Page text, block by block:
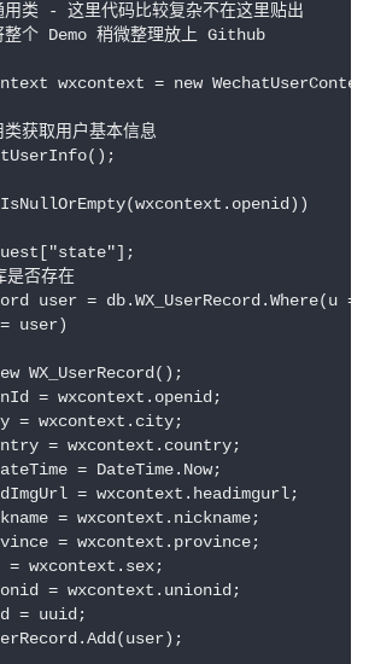
类 - 这里代码比较复杂不在这里贴出
整个 Demo 稍微整理放上 Github
wxcontext = new
获取用户基本信息
是否存在
user = db.WX_UserRecord.Where(u
user)
WX_UserRecord();
= wxcontext.openid;
= wxcontext.city;
= wxcontext.country;
= DateTime.Now;
= wxcontext.headimgurl;
= wxcontext.nickname;
= wxcontext.province;
= wxcontext.sex;
= wxcontext.unionid;
= uuid;